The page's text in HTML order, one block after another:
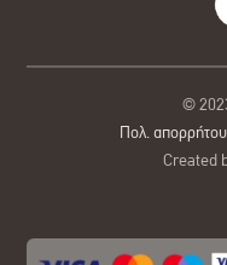
©
Πολ. απορρήτου
Created